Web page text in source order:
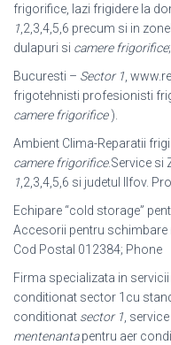
frigorifice, lazi frigidere la
1 ,2,3,4,5,6 precum si in
dulapuri si camere frigorifice
Bucuresti – Sector 1 ,
frigotehnisti profesionisti
camere frigorifice).
Ambient Clima-Reparatii
camere frigorifice.Service si
1 ,2,3,4,5,6 si judetul Ilfov.
Echipare “cold storage”
Accesorii pentru schimbare
Cod Postal 012384; Phone
Firma specializata in
conditionat sector 1cu
conditionat sector 1 ,
mentenantapentru aer